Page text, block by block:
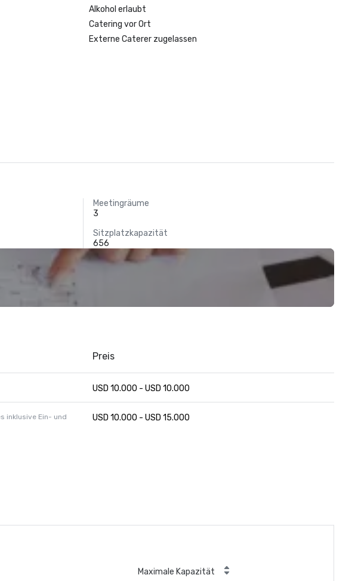
‪Alkohol‬ erlaubt
Catering vor Ort
Externe Caterer zugelassen
Meetingräume
3
Sitzplatzkapazität
656
Preis
USD 10.000 - USD 10.000
inklusive Ein- und
USD 10.000 - USD 15.000
Maximale Kapazität